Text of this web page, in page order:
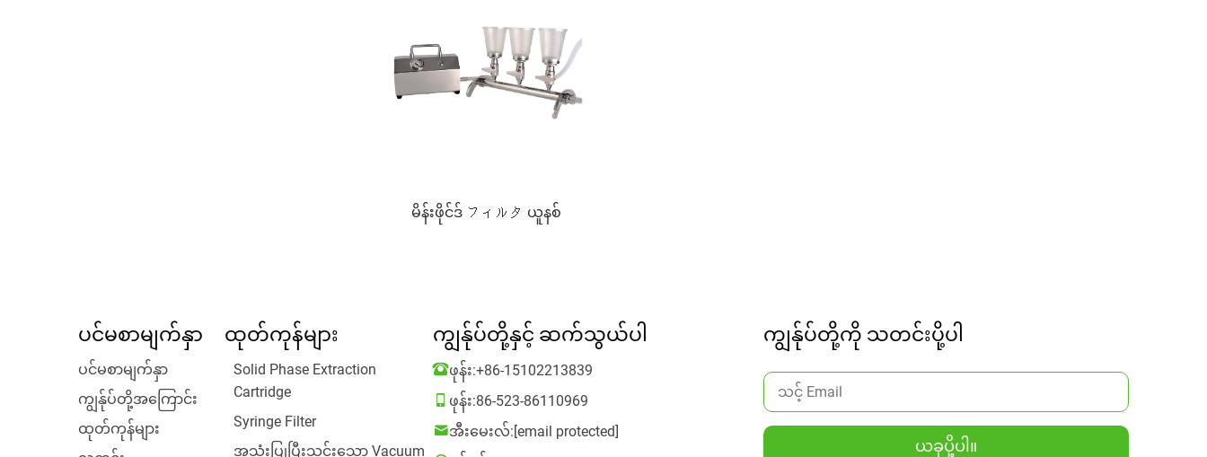
မိန်းဖိုင်ဒ် フィルタ ယူနစ်
ပင်မစာမျက်နှာ
ပင်မစာမျက်နှာ
ကျွန်ုပ်တို့အကြောင်း
ထုတ်ကုန်များ
ထုတ်ကုန်များ
Solid Phase Extraction
Cartridge
Syringe Filter
အသုံးပြုပြီးသွင်းသော Vacuum
ကျွန်ုပ်တို့နှင့် ဆက်သွယ်ပါ
ဖုန်း:+86-15102213839
ဖုန်း:86-523-86110969
အီးမေးလ်:[email protected]
ကျွန်ုပ်တို့ကို သတင်းပို့ပါ
ယခုပို့ပါ။